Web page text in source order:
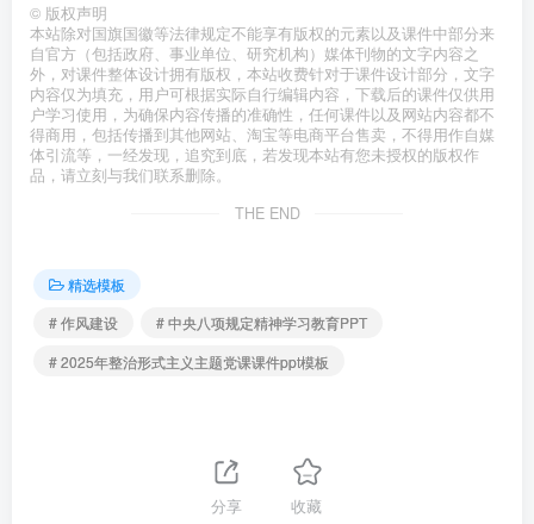
© 版权声明
本站除对国旗国徽等法律规定不能享有版权的元素以及课件中部分来
自官方（包括政府、事业单位、研究机构）媒体刊物的文字内容之
外，对课件整体设计拥有版权，本站收费针对于课件设计部分，文字
内容仅为填充，用户可根据实际自行编辑内容，下载后的课件仅供用
户学习使用，为确保内容传播的准确性，任何课件以及网站内容都不
得商用，包括传播到其他网站、淘宝等电商平台售卖，不得用作自媒
体引流等，一经发现，追究到底，若发现本站有您未授权的版权作
品，请立刻与我们联系删除。
THE END
精选模板
# 作风建设
# 中央八项规定精神学习教育PPT
# 2025年整治形式主义主题党课课件ppt模板
分享 收藏